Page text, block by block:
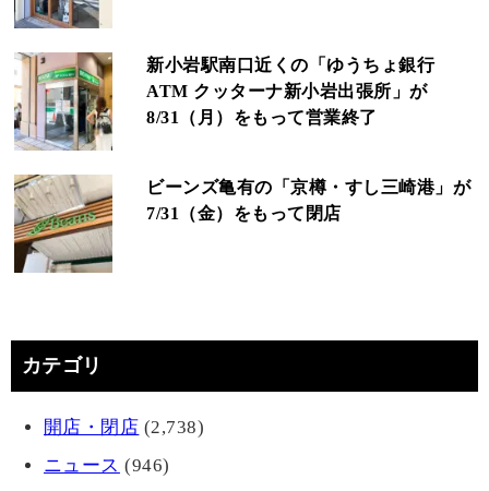
新小岩駅南口近くの「ゆうちょ銀行
ATM クッターナ新小岩出張所」が
8/31（月）をもって営業終了
ビーンズ亀有の「京樽・すし三崎港」が
7/31（金）をもって閉店
カテゴリ
開店・閉店 (2,738)
ニュース (946)